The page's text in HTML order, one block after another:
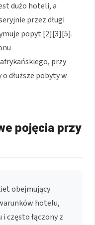
dużo hoteli, a
przez długi
popyt [2][3][5].
przy
dłuższe pobyty w
pojęcia przy
obejmujący
hotelu,
często łączony z